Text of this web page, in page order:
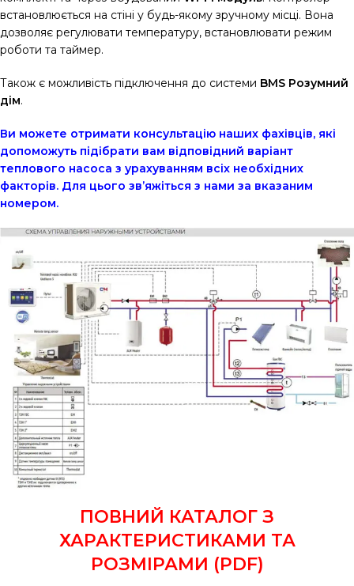
встановлюється на стіні у будь-якому зручному місці. Вона
дозволяє регулювати температуру, встановлювати режим
роботи та таймер.
Також є можливість підключення до системи BMS Розумний
дім.
Ви можете отримати консультацію наших фахівців, які
допоможуть підібрати вам відповідний варіант
теплового насоса з урахуванням всіх необхідних
факторів. Для цього зв’яжіться з нами за вказаним
номером.
ПОВНИЙ КАТАЛОГ З
ХАРАКТЕРИСТИКАМИ ТА
РОЗМІРАМИ (PDF)